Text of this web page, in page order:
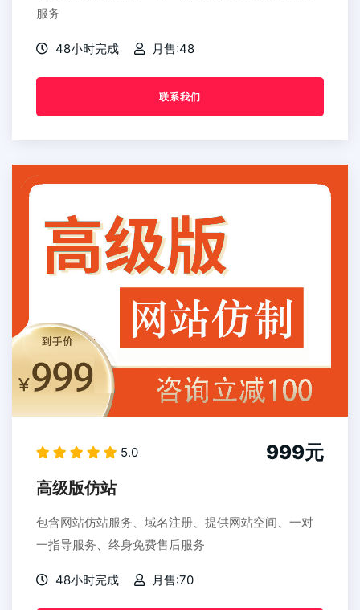
服务
48小时完成 月售:48
联系我们
5.0 999元
高级版仿站
包含网站仿站服务、域名注册、提供网站空间、一对
一指导服务、终身免费售后服务
48小时完成 月售:70